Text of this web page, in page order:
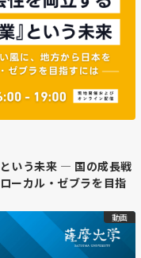
いう未来 — 国の成長戦
ーカル・ゼブラを目指
動画